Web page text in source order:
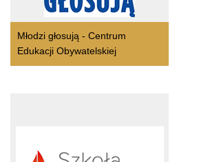
Młodzi głosują - Centrum
Edukacji Obywatelskiej